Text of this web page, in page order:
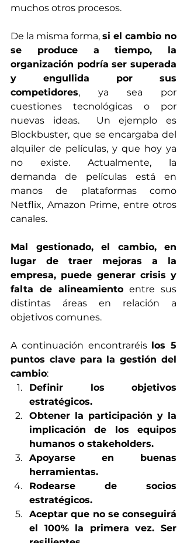
muchos otros procesos.
De la misma forma, si el cambio no
se produce a tiempo, la
organización podría ser superada
y engullida por sus
competidores, ya sea por
cuestiones tecnológicas o por
nuevas ideas.  Un ejemplo es
Blockbuster, que se encargaba del
alquiler de películas, y que hoy ya
no existe. Actualmente, la
demanda de películas está en
manos de plataformas como
Netflix, Amazon Prime, entre otros
canales.
Mal gestionado, el cambio, en
lugar de traer mejoras a la
empresa, puede generar crisis y
falta de alineamiento entre sus
distintas áreas en relación a
objetivos comunes.
A continuación encontraréis los 5
puntos clave para la gestión del
cambio:
Definir los objetivos
estratégicos.
Obtener la participación y la
implicación de los equipos
humanos o stakeholders.
Apoyarse en buenas
herramientas.
Rodearse de socios
estratégicos.
Aceptar que no se conseguirá
el 100% la primera vez. Ser